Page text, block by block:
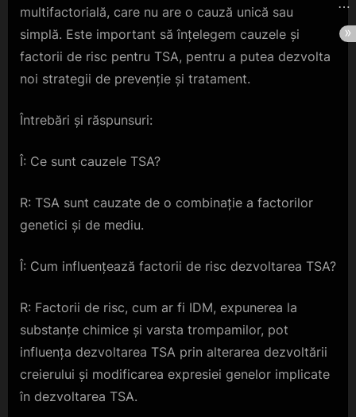
multifactorială, care nu are o cauză unică sau
simplă. Este important să înțelegem cauzele și
factorii de risc pentru TSA, pentru a putea dezvolta
noi strategii de prevenție și tratament.
Întrebări și răspunsuri:
Î: Ce sunt cauzele TSA?
R: TSA sunt cauzate de o combinație a factorilor
genetici și de mediu.
Î: Cum influențează factorii de risc dezvoltarea TSA?
R: Factorii de risc, cum ar fi IDM, expunerea la
substanțe chimice și varsta trompamilor, pot
influența dezvoltarea TSA prin alterarea dezvoltării
creierului și modificarea expresiei genelor implicate
în dezvoltarea TSA.